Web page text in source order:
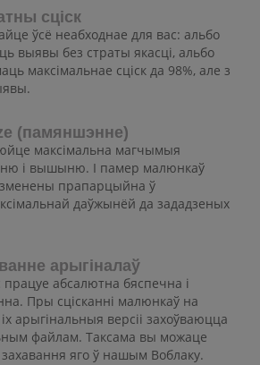
сціск
ўсё неабходнае для вас: альбо
выявы без страты якасці, альбо
максімальнае сціск да 98%, але з
(памяншэнне)
максімальна магчымыя
і вышыню. І памер малюнкаў
зменены прапарцыйна ў
даўжынёй да зададзеных
арыгіналаў
працуе абсалютна бяспечна і
Пры сцісканні малюнкаў на
арыгінальныя версіі захоўваюцца
файлам. Таксама вы можаце
яго ў нашым Воблаку.